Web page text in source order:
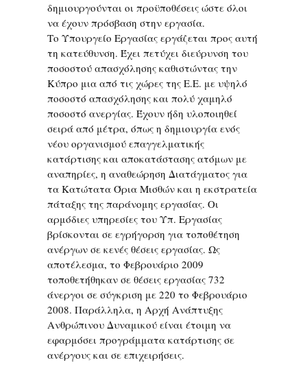
δημιουργούνται οι προϋποθέσεις ώστε όλοι
να έχουν πρόσβαση στην εργασία.
Το Υπουργείο Εργασίας εργάζεται προς αυτή
τη κατεύθυνση. Έχει πετύχει διεύρυνση του
ποσοστού απασχόλησης καθιστώντας την
Κύπρο μια από τις χώρες της Ε.Ε. με υψηλό
ποσοστό απασχόλησης και πολύ χαμηλό
ποσοστό ανεργίας. Έχουν ήδη υλοποιηθεί
σειρά από μέτρα, όπως η δημιουργία ενός
νέου οργανισμού επαγγελματικής
κατάρτισης και αποκατάστασης ατόμων με
αναπηρίες, η αναθεώρηση Διατάγματος για
τα Κατώτατα Όρια Μισθών και η εκστρατεία
πάταξης της παράνομης εργασίας. Οι
αρμόδιες υπηρεσίες του Υπ. Εργασίας
βρίσκονται σε εγρήγορση για τοποθέτηση
ανέργων σε κενές θέσεις εργασίας. Ως
αποτέλεσμα, το Φεβρουάριο 2009
τοποθετήθηκαν σε θέσεις εργασίας 732
άνεργοι σε σύγκριση με 220 το Φεβρουάριο
2008. Παράλληλα, η Αρχή Ανάπτυξης
Ανθρώπινου Δυναμικού είναι έτοιμη να
εφαρμόσει προγράμματα κατάρτισης σε
ανέργους και σε επιχειρήσεις.